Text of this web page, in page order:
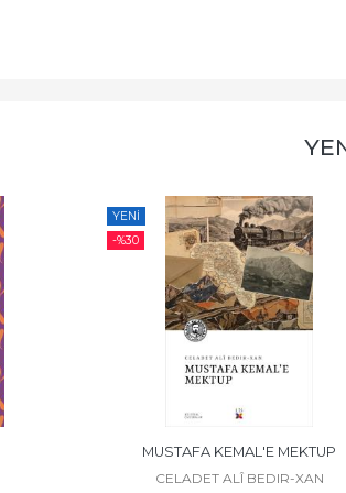
YENI
-%30
MUSTAFA KEMAL'E MEKTUP
CELADET ALÎ BEDIR-XAN